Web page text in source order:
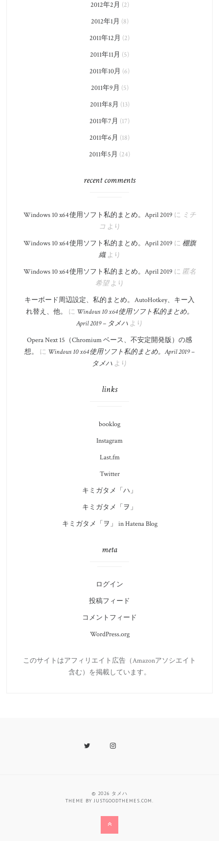
2012年2月 (2)
2012年1月 (8)
2011年12月 (2)
2011年11月 (5)
2011年10月 (6)
2011年9月 (5)
2011年8月 (13)
2011年7月 (17)
2011年6月 (18)
2011年5月 (24)
recent comments
Windows 10 x64 使用ソフト私的まとめ。​April 2019 に ミチ
コ より
Windows 10 x64 使用ソフト私的まとめ。​April 2019 に 棚旗
織より
Windows 10 x64 使用ソフト私的まとめ。​April 2019 に 匿名
希望より
キーボード周辺設定、私的まとめ。 AutoHotkey、キー入
れ替え、他。
に Windows 10 x64 使用ソフト私的まとめ。​
April 2019 – タメハより
Opera Next 15（Chromium ベース、不安定開発版）の感
想。
に Windows 10 x64 使用ソフト私的まとめ。​April 2019 –
タメハより
links
booklog
Instagram
Last.fm
Twitter
キミガタメ「ハ」
キミガタメ「ヲ」
キミガタメ「ヲ」 in Hatena Blog
meta
ログイン
投稿フィード
コメントフィード
WordPress.org
このサイトはアフィリエイト広告（Amazonアソシエイト
含む）を掲載しています。
Twitter Instagram
Back
© 2026 タメハ
THEME BYJUSTGOODTHEMES.COM.